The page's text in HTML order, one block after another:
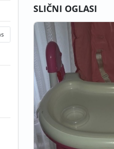
SLIČNI OGLASI